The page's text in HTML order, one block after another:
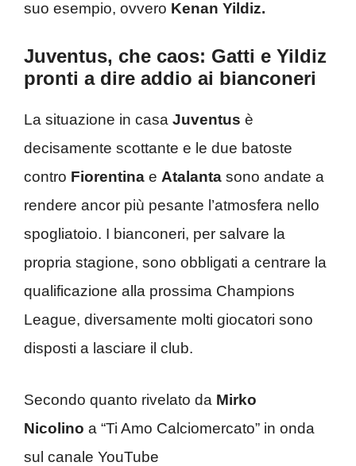
suo esempio, ovvero Kenan Yildiz.
Juventus, che caos: Gatti e Yildiz
pronti a dire addio ai bianconeri
La situazione in casa Juventus è
decisamente scottante e le due batoste
contro Fiorentina e Atalanta sono andate a
rendere ancor più pesante l’atmosfera nello
spogliatoio. I bianconeri, per salvare la
propria stagione, sono obbligati a centrare la
qualificazione alla prossima Champions
League, diversamente molti giocatori sono
disposti a lasciare il club.
Secondo quanto rivelato da Mirko
Nicolino a “Ti Amo Calciomercato” in onda
sul canale YouTube